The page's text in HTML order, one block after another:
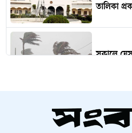
তালিকা
সকালে
দিন, আশ্বাস